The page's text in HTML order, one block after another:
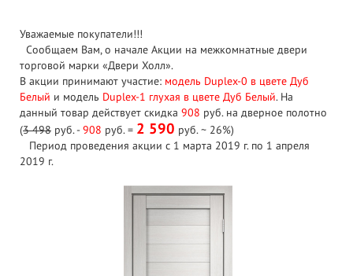
Уважаемые покупатели!!!
Сообщаем Вам, о начале Акции на межкомнатные двери
торговой марки «Двери Холл».
В акции принимают участие: модель Duplex-0 в цвете Дуб
Белый и модель Duplex-1 глухая в цвете Дуб Белый. На
данный товар действует скидка 908 руб. на дверное полотно
(3 498 руб. - 908 руб. = 2 590 руб. ~ 26%)
Период проведения акции с 1 марта 2019 г. по 1 апреля
2019 г.